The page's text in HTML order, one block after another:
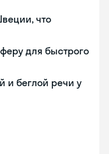
что
для быстрого
и беглой речи у